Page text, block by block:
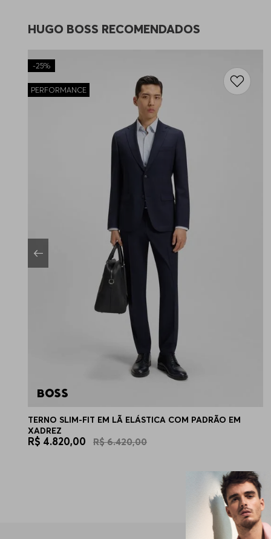
HUGO BOSS RECOMENDADOS
-25%
PERFORMANCE
TERNO SLIM-FIT EM LÃ ELÁSTICA COM PADRÃO EM
XADREZ
R$ 4.820,00 R$ 6.420,00